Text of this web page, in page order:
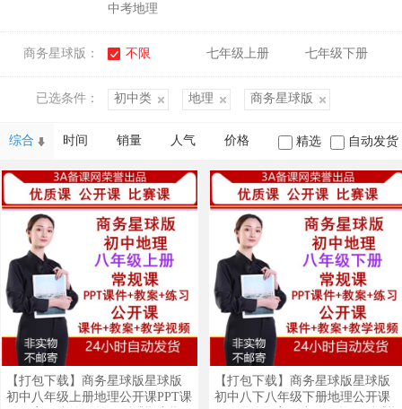
中考地理
商务星球版： 不限 七年级上册 七年级下册
已选条件： 初中类 地理 商务星球版
综合 时间 销量 人气 价格 精选 自动发货
【打包下载】商务星球版星球版
初中八年级上册地理公开课PPT课
【打包下载】商务星球版星球版
初中八下八年级下册地理公开课